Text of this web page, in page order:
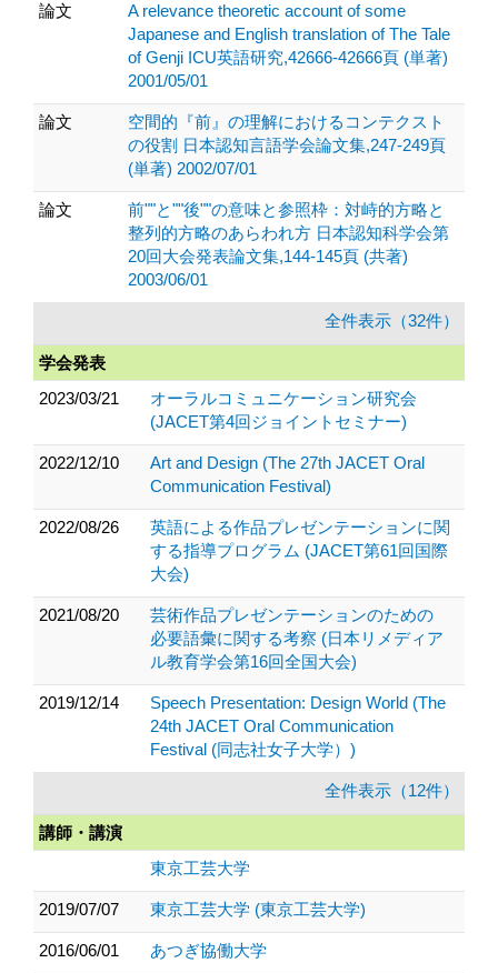
論文
A relevance theoretic account of some
Japanese and English translation of The Tale
of Genji ICU英語研究,42666-42666頁 (単著)
2001/05/01
論文
空間的『前』の理解におけるコンテクスト
の役割 日本認知言語学会論文集,247-249頁
(単著) 2002/07/01
論文
前""と""後""の意味と参照枠：対峙的方略と
整列的方略のあらわれ方 日本認知科学会第
20回大会発表論文集,144-145頁 (共著)
2003/06/01
全件表示（32件）
学会発表
2023/03/21
オーラルコミュニケーション研究会
(JACET第4回ジョイントセミナー)
2022/12/10
Art and Design (The 27th JACET Oral
Communication Festival)
2022/08/26
英語による作品プレゼンテーションに関
する指導プログラム (JACET第61回国際
大会)
2021/08/20
芸術作品プレゼンテーションのための
必要語彙に関する考察 (日本リメディア
ル教育学会第16回全国大会)
2019/12/14
Speech Presentation: Design World (The
24th JACET Oral Communication
Festival (同志社女子大学）)
全件表示（12件）
講師・講演
東京工芸大学
2019/07/07 東京工芸大学 (東京工芸大学)
2016/06/01 あつぎ協働大学